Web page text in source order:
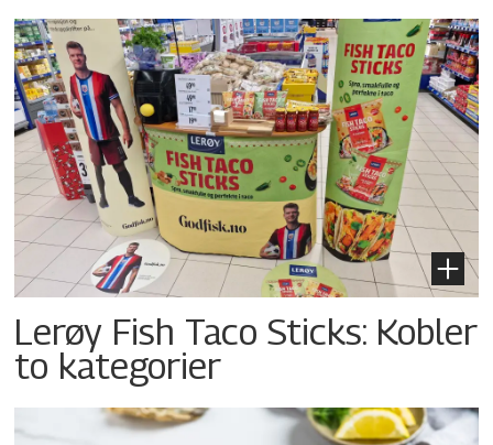
Lerøy Fish Taco Sticks: Kobler
to kategorier